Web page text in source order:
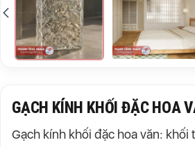
GẠCH KÍNH KHỐI ĐẶC HOA
Gạch kính khối đặc hoa văn: